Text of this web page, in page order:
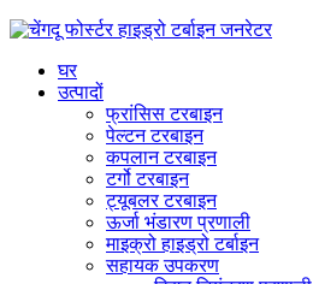
घर
उत्पादों
फ्रांसिस टरबाइन
पेल्टन टरबाइन
कपलान टरबाइन
टर्गो टरबाइन
ट्यूबलर टरबाइन
ऊर्जा भंडारण प्रणाली
माइक्रो हाइड्रो टर्बाइन
सहायक उपकरण